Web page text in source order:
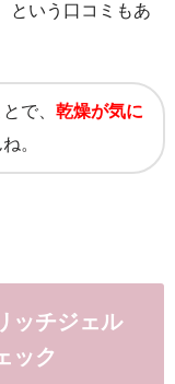
、という口コミもあ
で、 乾燥が気に
。
ッチジェル
ック